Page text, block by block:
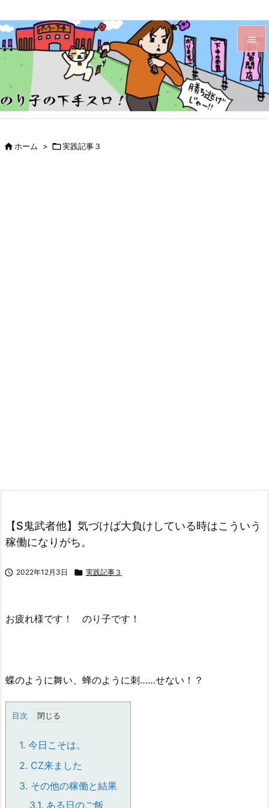


メニュ

サイド
ホーム > 実践記事３
【S鬼武者他】気づけば大負けしている時はこういう
稼働になりがち。
 2022年12月3日  実践記事３
お疲れ様です！ のり子です！
蝶のように舞い、蜂のように刺……せない！？
目次
1. 今日こそは。
2. CZ来ました
3. その他の稼働と結果
3.1. ある日のご飯